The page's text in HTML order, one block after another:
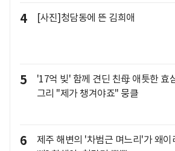
4 [사진]청담동에 뜬 김희애
5
'17억 빚' 함께 견딘 친母 애틋한 효
그리 "제가 챙겨야죠" 뭉클
6
제주 해변의 '차범근 며느리'가 왜이